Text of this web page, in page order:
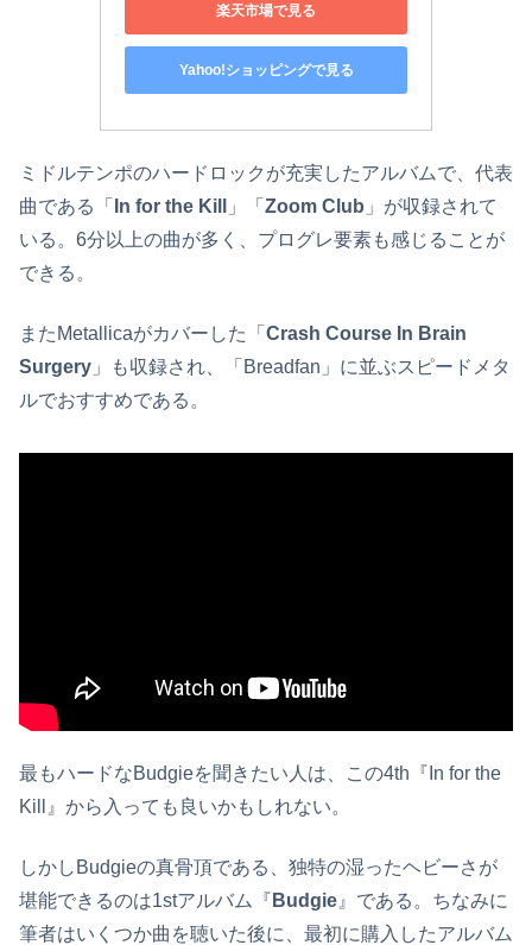
楽天市場で見る
Yahoo!ショッピングで見る
ミドルテンポのハードロックが充実したアルバムで、代表
曲である「
In for the Kill 」「 Zoom Club 」が収録されて
いる。6分以上の曲が多く、プログレ要素も感じることが
できる。
またMetallicaがカバーした「 Crash Course In Brain
Surgery 」も収録され、「Breadfan」に並ぶスピードメタ
ルでおすすめである。
最もハードなBudgieを聞きたい人は、この4th『In for the
Kill』から入っても良いかもしれない。
しかしBudgieの真骨頂である、独特の湿ったヘビーさが
堪能できるのは1stアルバム『 Budgie 』である。ちなみに
筆者はいくつか曲を聴いた後に、最初に購入したアルバム